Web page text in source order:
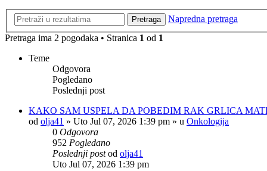
Pretraga
Napredna pretraga
Pretraga ima 2 pogodaka • Stranica 1 od 1
Teme
Odgovora
Pogledano
Poslednji post
KAKO SAM USPELA DA POBEDIM RAK GRLICA
od olja41 » Uto Jul 07, 2026 1:39 pm » u Onkologija
0 Odgovora
952 Pogledano
Poslednji postod olja41
Uto Jul 07, 2026 1:39 pm